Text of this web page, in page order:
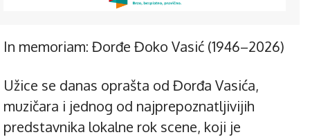
In memoriam: Đorđe Đoko Vasić (1946–2026)
Užice se danas oprašta od Đorđa Vasića,
muzičara i jednog od najprepoznatljivijih
predstavnika lokalne rok scene, koji je